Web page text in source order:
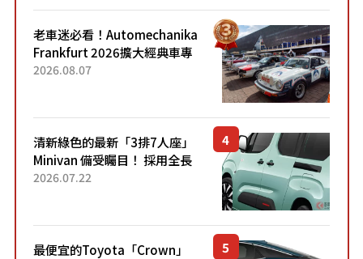
老車迷必看！Automechanika
Frankfurt 2026擴大經典車專
區 1954年珍稀古董車現場修復
2026.08.07
清新綠色的最新「3排7人座」
Minivan 備受矚目！ 採用全長
4.7公尺剛剛好的車身尺寸與
2026.07.22
最便宜的Toyota「Crown」